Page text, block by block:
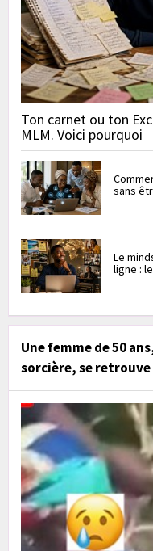
Ton carnet ou ton
MLM. Voici pourquoi
sans
Le
ligne :
Une femme de 50
sorcière, se